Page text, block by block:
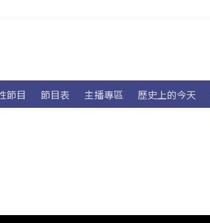
節目 節目表 主播專區 歷史上的今天